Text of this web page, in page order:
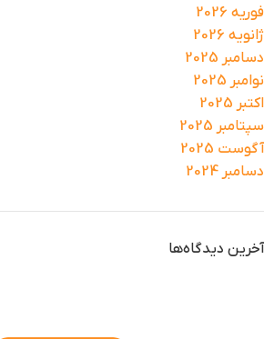
فوریه 2026
ژانویه 2026
دسامبر 2025
نوامبر 2025
اکتبر 2025
سپتامبر 2025
آگوست 2025
دسامبر 2024
آخرین دیدگاه‌ها